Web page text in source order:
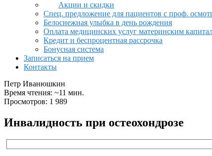
Акции и скидки
Спец. предложение для пациентов с проф.
Белоснежная улыбка в день рождения
Оплата медицинских услуг материнским
Кредит и беспроцентная рассрочка
Бонусная система
Записаться на прием
Контакты
Петр Иванюшкин
Время чтения: ~11 мин.
Просмотров: 1 989
Инвалидность при остеохондрозе